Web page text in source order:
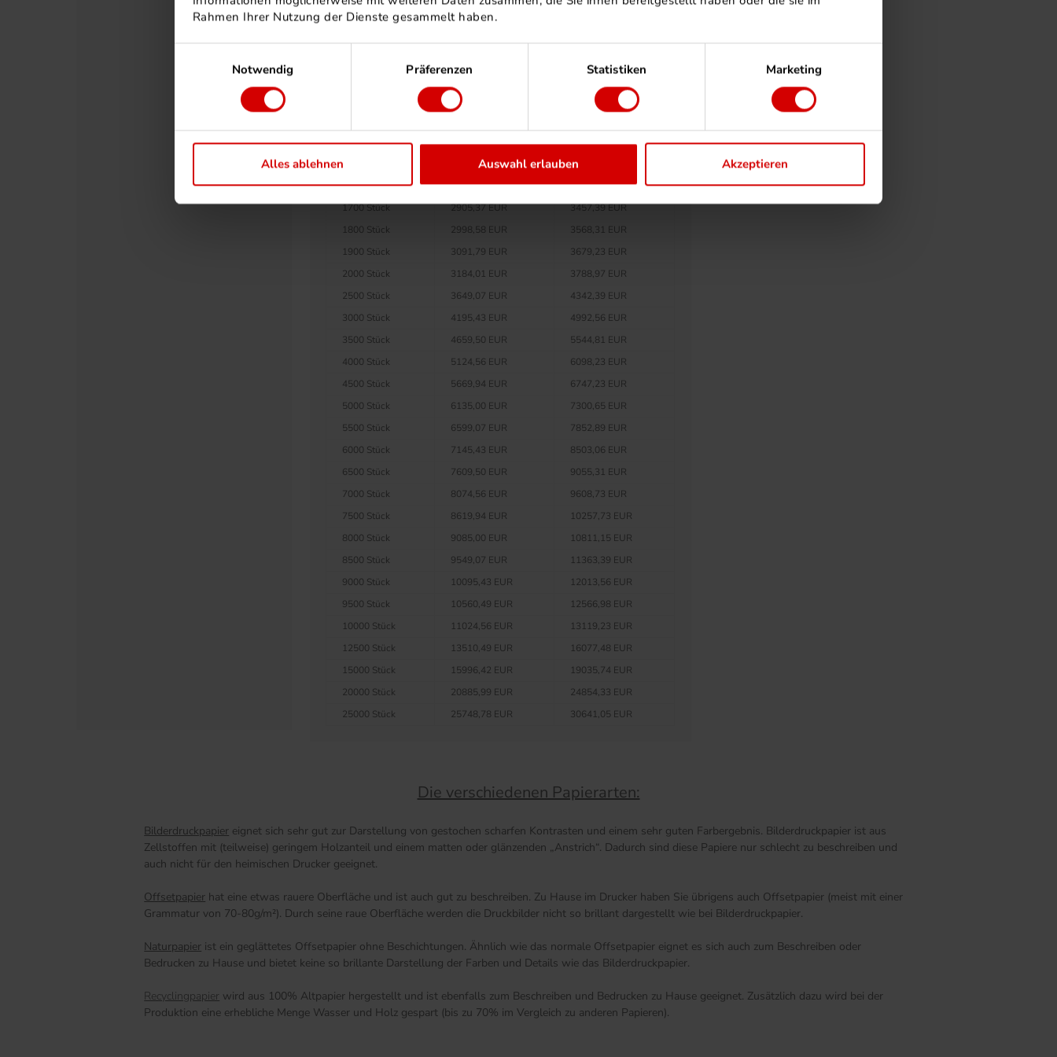
Rahmen Ihrer Nutzung der Dienste gesammelt haben.
Notwendig
Präferenzen Statistiken Marketing
Alles ablehnen Auswahl erlauben Akzeptieren
900 Stück
2122,01 EUR
2359,99 EUR
2808,39 EUR
2406,60 EUR
2863,85 EUR
1400 Stück
2545,41 EUR
3029,04 EUR
1500 Stück
2719,94 EUR
3236,73 EUR
1600 Stück
2813,16 EUR
3347,66 EUR
1700 Stück
2905,37 EUR
3457,39 EUR
1800 Stück
2998,58 EUR
3568,31 EUR
1900 Stück
3091,79 EUR
3679,23 EUR
2000 Stück
3184,01 EUR
3788,97 EUR
2500 Stück
3649,07 EUR
4342,39 EUR
3000 Stück
4195,43 EUR
4992,56 EUR
3500 Stück
4659,50 EUR
5544,81 EUR
4000 Stück
5124,56 EUR
6098,23 EUR
4500 Stück
5669,94 EUR
6747,23 EUR
5000 Stück
6135,00 EUR
7300,65 EUR
5500 Stück
6599,07 EUR
7852,89 EUR
6000 Stück
7145,43 EUR
8503,06 EUR
6500 Stück
7609,50 EUR
9055,31 EUR
7000 Stück
8074,56 EUR
9608,73 EUR
7500 Stück
8619,94 EUR
10257,73 EUR
8000 Stück
9085,00 EUR
10811,15 EUR
8500 Stück
9549,07 EUR
11363,39 EUR
9000 Stück
10095,43 EUR
12013,56 EUR
9500 Stück
10560,49 EUR
12566,98 EUR
10000 Stück
11024,56 EUR
13119,23 EUR
12500 Stück
13510,49 EUR
16077,48 EUR
15000 Stück
15996,42 EUR
19035,74 EUR
20000 Stück
20885,99 EUR
24854,33 EUR
25000 Stück
25748,78 EUR 30641,05 EUR
Die verschiedenen Papierarten:
Bilderdruckpapier eignet sich sehr gut zur Darstellung von gestochen scharfen Kontrasten und einem sehr guten Farbergebnis. Bilderdruckpapier ist aus
Zellstoffen mit (teilweise) geringem Holzanteil und einem matten oder glänzenden „Anstrich“. Dadurch sind diese Papiere nur schlecht zu beschreiben und
auch nicht für den heimischen Drucker geeignet.
Offsetpapier hat eine etwas rauere Oberfläche und ist auch gut zu beschreiben. Zu Hause im Drucker haben Sie übrigens auch Offsetpapier (meist mit einer
Grammatur von 70-80g/m²). Durch seine raue Oberfläche werden die Druckbilder nicht so brillant dargestellt wie bei Bilderdruckpapier.
Naturpapier ist ein geglättetes Offsetpapier ohne Beschichtungen. Ähnlich wie das normale Offsetpapier eignet es sich auch zum Beschreiben oder
Bedrucken zu Hause und bietet keine so brillante Darstellung der Farben und Details wie das Bilderdruckpapier.
Recyclingpapier wird aus 100% Altpapier hergestellt und ist ebenfalls zum Beschreiben und Bedrucken zu Hause geeignet. Zusätzlich dazu wird bei der
Produktion eine erhebliche Menge Wasser und Holz gespart (bis zu 70% im Vergleich zu anderen Papieren).